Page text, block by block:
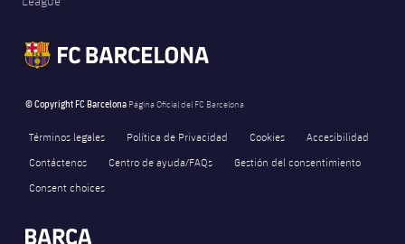
© Copyright FC Barcelona Página Oficial del FC Barcelona
Términos legales Política de Privacidad Cookies
Accesibilidad
Contáctenos
Centro de ayuda/FAQs
Gestión del consentimiento
Consent choices